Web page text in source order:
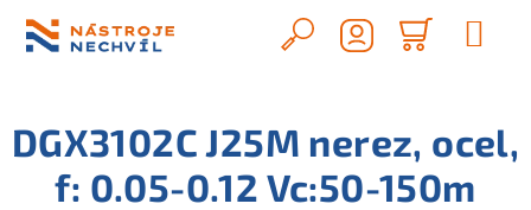
obsah
Hledat
košík
DGX3102C J25M nerez, ocel,
f: 0.05-0.12 Vc:50-150m